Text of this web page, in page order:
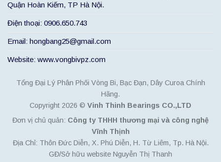
Quận Hoàn Kiếm, TP Hà Nội.
Điện thoại: 0906.650.743
Email: hongbang25@gmail.com
Website: www.vongbivpz.com
Tổng Đại Lý Phân Phối Vòng Bi, Bạc Đạn, Dây Curoa Chính
Hãng.
Copyright 2026 © Vinh Thinh Bearings CO.,LTD
Đơn vị chủ quản: Công ty THHH thương mại và công nghệ
Vĩnh Thịnh
Địa Chỉ: Thôn Đức Diễn, X. Phú Diễn, H. Từ Liêm, Tp. Hà Nội.
GĐ/Sở hữu website Nguyễn Thị Thanh